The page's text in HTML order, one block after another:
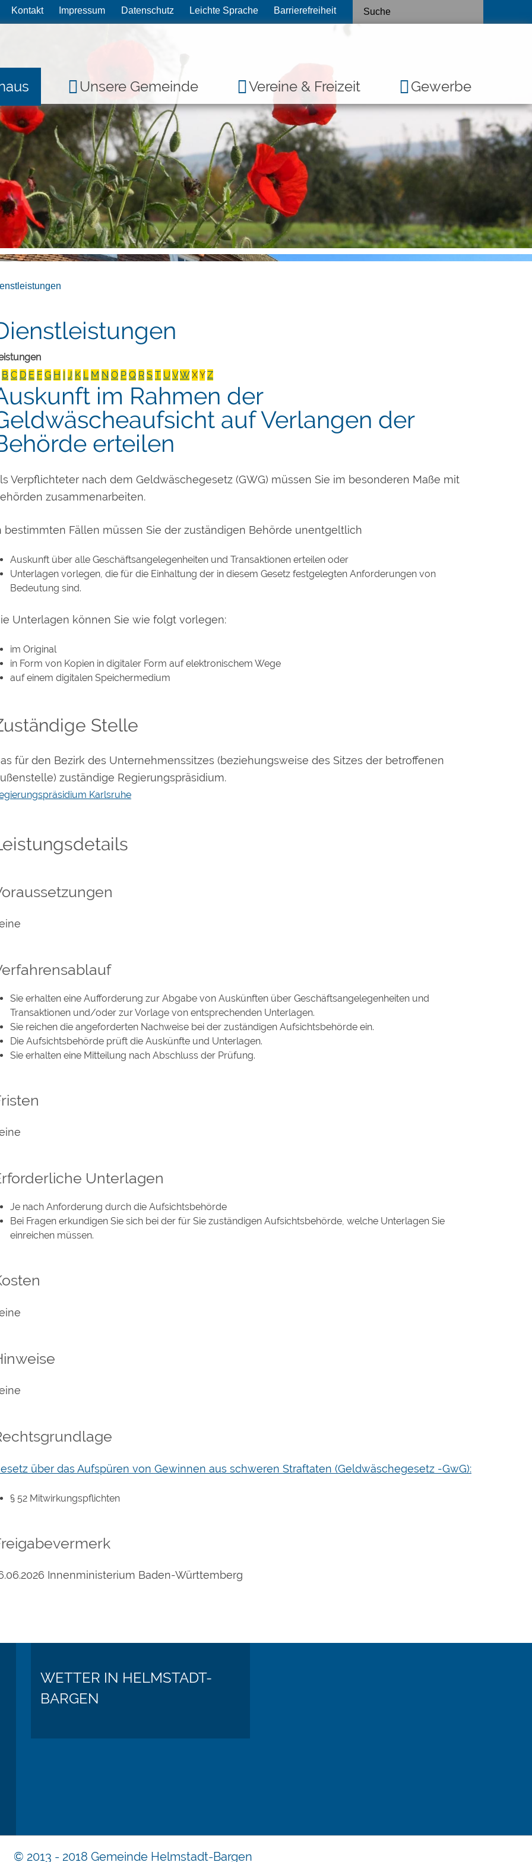
Kontakt Impressum Datenschutz Leichte Sprache Barrierefreiheit
Unsere Gemeinde Vereine & Freizeit Gewerbe
B C D E F G H I J K L M N O P Q R S T U VW XY Z
im Rahmen der
auf Verlangen der
erteilen
Verpflichteter nach dem Geldwäschegesetz (GWG) müssen Sie im besonderen Maße mit
zusammenarbeiten.
bestimmten Fällen müssen Sie der zuständigen Behörde unentgeltlich
Auskunft über alle Geschäftsangelegenheiten und Transaktionen erteilen oder
Unterlagen vorlegen, die für die Einhaltung der in diesem Gesetz festgelegten Anforderungen von
Bedeutung sind.
Unterlagen können Sie wie folgt vorlegen:
im Original
in Form von Kopien in digitaler Form auf elektronischem Wege
auf einem digitalen Speichermedium
Stelle
für den Bezirk des Unternehmenssitzes (beziehungsweise des Sitzes der betroffenen
zuständige Regierungspräsidium.
Karlsruhe
Sie erhalten eine Aufforderung zur Abgabe von Auskünften über Geschäftsangelegenheiten und
Transaktionen und/oder zur Vorlage von entsprechenden Unterlagen.
Sie reichen die angeforderten Nachweise bei der zuständigen Aufsichtsbehörde ein.
Die Aufsichtsbehörde prüft die Auskünfte und Unterlagen.
Sie erhalten eine Mitteilung nach Abschluss der Prüfung.
Unterlagen
Je nach Anforderung durch die Aufsichtsbehörde
Bei Fragen erkundigen Sie sich bei der für Sie zuständigen Aufsichtsbehörde, welche Unterlagen Sie
einreichen müssen.
über das Aufspüren von Gewinnen aus schweren Straftaten (Geldwäschegesetz -GwG):
§ 52 Mitwirkungspflichten
Innenministerium Baden-Württemberg
WETTER IN HELMSTADT-
BARGEN
© 2013 - 2018 Gemeinde Helmstadt-Bargen